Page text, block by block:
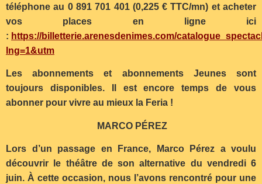
téléphone au 0 891 701 401 (0,225 € TTC/mn) et acheter
vos places en ligne ici
: https://billetterie.arenesdenimes.com/
lng=1&utm
Les abonnements et abonnements Jeunes sont
toujours disponibles. Il est encore temps de vous
abonner pour vivre au mieux la Feria !
MARCO PÉREZ
Lors d’un passage en France, Marco Pérez a voulu
découvrir le théâtre de son alternative du vendredi 6
juin. À cette occasion, nous l’avons rencontré pour une